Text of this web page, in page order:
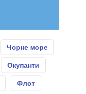
Чорне море
Окупанти
Флот